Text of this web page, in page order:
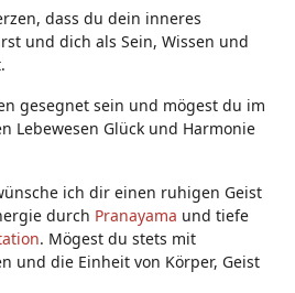
dass du dein inneres
und dich als Sein, Wissen und
gesegnet sein und mögest du im
Lebewesen Glück und Harmonie
ich dir einen ruhigen Geist
durch Pranayama und tiefe
. Mögest du stets mit
und die Einheit von Körper, Geist